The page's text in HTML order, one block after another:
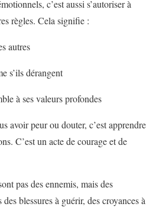
c’est aussi s’autoriser à
règles. Cela signifie :
autres
s’ils dérangent
à ses valeurs profondes
avoir peur ou douter, c’est apprendre
C’est un acte de courage et de
pas des ennemis, mais des
blessures à guérir, des croyances à